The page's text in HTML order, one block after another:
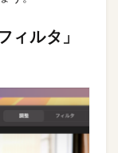
ィルタ」